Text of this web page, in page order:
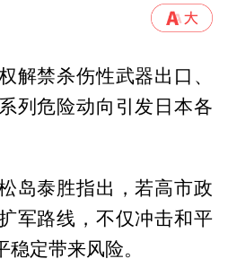
解禁杀伤性武器出口、
列危险动向引发日本各
岛泰胜指出，若高市政
军路线，不仅冲击和平
定带来风险。